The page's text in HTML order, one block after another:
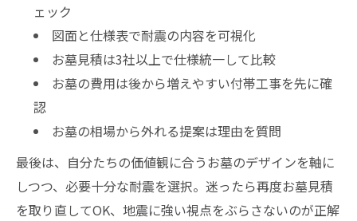
ェック
図面と仕様表で耐震の内容を可視化
お墓見積は3社以上で仕様統一して比較
お墓の費用は後から増えやすい付帯工事を先に確
認
お墓の相場から外れる提案は理由を質問
最後は、自分たちの価値観に合うお墓のデザインを軸に
しつつ、必要十分な耐震を選択。迷ったら再度お墓見積
を取り直してOK、地震に強い視点をぶらさないのが正解